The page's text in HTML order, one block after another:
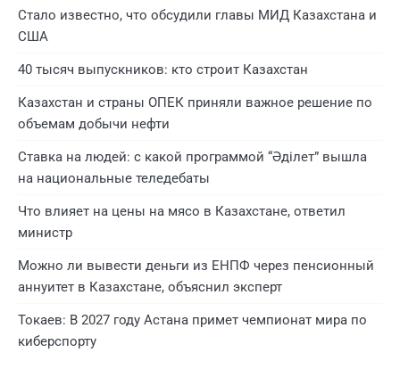
Стало известно, что обсудили главы МИД Казахстана и
США
40 тысяч выпускников: кто строит Казахстан
Казахстан и страны ОПЕК приняли важное решение по
объемам добычи нефти
Ставка на людей: с какой программой “Әділет” вышла
на национальные теледебаты
Что влияет на цены на мясо в Казахстане, ответил
министр
Можно ли вывести деньги из ЕНПФ через пенсионный
аннуитет в Казахстане, объяснил эксперт
Токаев: В 2027 году Астана примет чемпионат мира по
киберспорту